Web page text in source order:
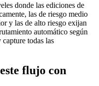
donde las ediciones de
las de riesgo medio
y las de alto riesgo exijan
automático según
todas las
flujo con